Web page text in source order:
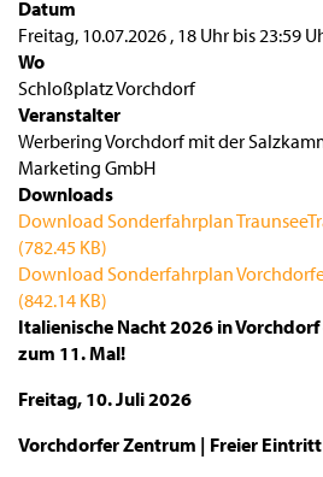
Datum
Freitag, 10.07.2026 , 18 Uhr bis23:59
Wo
Schloßplatz Vorchdorf
Veranstalter
Werbering Vorchdorf mit der
Marketing GmbH
Downloads
Download Sonderfahrplan
(782.45 KB)
Download Sonderfahrplan
(842.14 KB)
Italienische Nacht 2026 in
zum 11. Mal!
Freitag, 10. Juli 2026
Vorchdorfer Zentrum | Freier Eintritt